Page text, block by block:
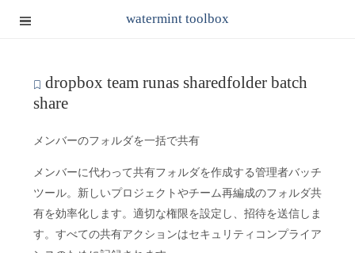
watermint toolbox
dropbox team runas sharedfolder batch
share
メンバーのフォルダを一括で共有
メンバーに代わって共有フォルダを作成する管理者バッチ
ツール。新しいプロジェクトやチーム再編成のフォルダ共
有を効率化します。適切な権限を設定し、招待を送信しま
す。すべての共有アクションはセキュリティコンプライア